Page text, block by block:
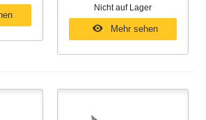
Nicht auf Lager
Mehr sehen